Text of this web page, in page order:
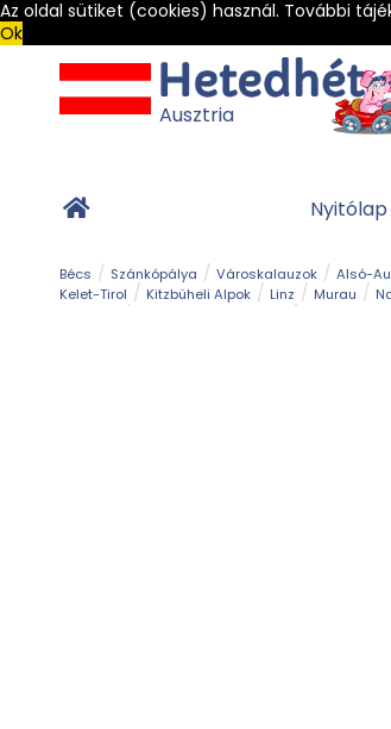
Az oldal sütiket (cookies) használ. További
Ok
Ausztria
Nyitólap
Bécs Szánkópálya Városkalauzok Alsó-
Kelet-Tirol
Kitzbüheli Alpok Linz Murau